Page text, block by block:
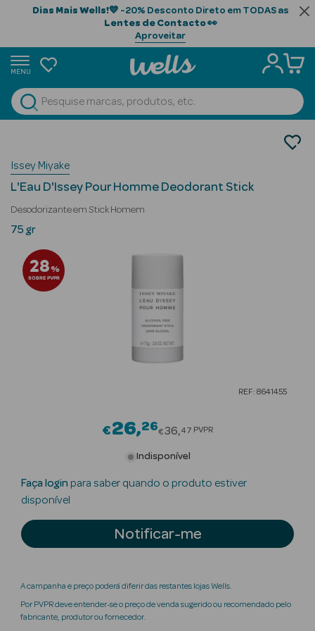
Dias Mais Wells!💙 -20% Desconto Direto em TODAS as
Lentes de Contacto👀
Aproveitar
MENU
Ver Tudo
Beauty Season
Cabelo
Profissional
Beauty Season
Beauty Season
Cosmética
Luxo
Beauty Season
Nutricosmética
Perfumes
Beauty Season
Desodorizantes
Issey Miyake
L'Eau D'Issey Pour Homme Deodorant Stick
Desodorizante em Stick Homem
75 gr
28%
SOBRE PVPR
REF: 8641455
€26 26Price reduced from
€36 47 PVPR
Indisponível
Faça login para saber quando o produto estiver
disponível
Notificar-me
A campanha e preço poderá diferir das restantes lojas Wells.
Por PVPR deve entender-se o preço de venda sugerido ou recomendado pelo
fabricante, produtor ou fornecedor.